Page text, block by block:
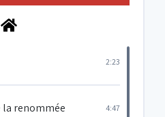
2:23
la renommée 4:47